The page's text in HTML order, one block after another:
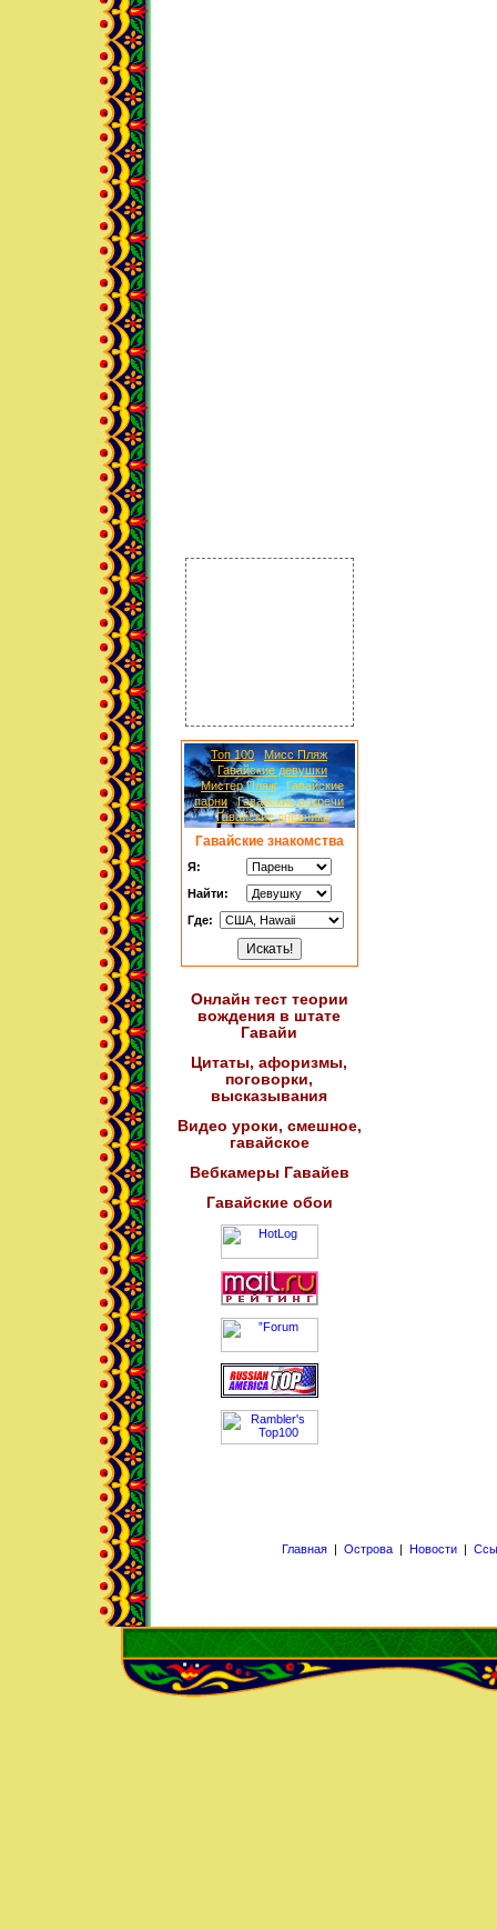
Топ 100
Мисс Пляж
Гавайские девушки
Мистер Пляж
Гавайские
парни
Гавайские встречи
Гавайские дневники
Гавайские знакомства
Я:
Найти:
Где:
Онлайн тест теории
вождения в штате
Гавайи
Цитаты, афоризмы,
поговорки,
высказывания
Видео уроки, смешное,
гавайское
Вебкамеры Гавайев
Гавайские обои
Главная| Острова| Новости|